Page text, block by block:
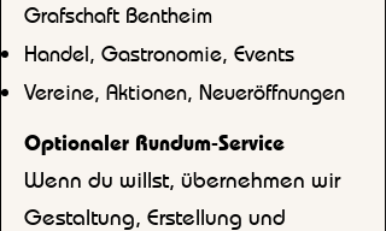
Grafschaft Bentheim
Handel, Gastronomie, Events
Vereine, Aktionen, Neueröffnungen
Optionaler Rundum-Service
Wenn du willst, übernehmen wir
Gestaltung, Erstellung und